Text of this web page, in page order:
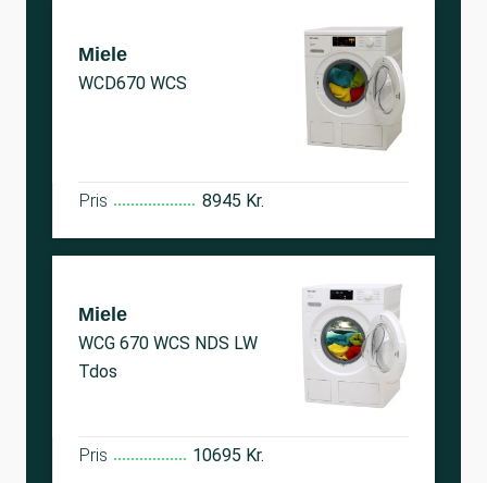
Miele
WCD670 WCS
Pris 8945 Kr.
Miele
WCG 670 WCS NDS LW
Tdos
Pris 10695 Kr.